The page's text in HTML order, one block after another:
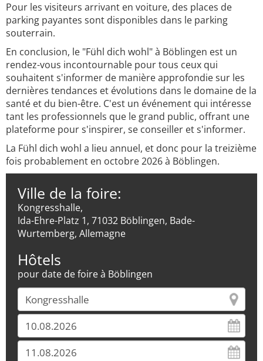
Pour les visiteurs arrivant en voiture, des places de
parking payantes sont disponibles dans le parking
souterrain.
En conclusion, le "Fühl dich wohl" à Böblingen est un
rendez-vous incontournable pour tous ceux qui
souhaitent s'informer de manière approfondie sur les
dernières tendances et évolutions dans le domaine de la
santé et du bien-être. C'est un événement qui intéresse
tant les professionnels que le grand public, offrant une
plateforme pour s'inspirer, se conseiller et s'informer.
La Fühl dich wohl a lieu annuel, et donc pour la treizième
fois probablement en octobre 2026 à Böblingen.
Ville de la foire:
Kongresshalle,
Ida-Ehre-Platz 1, 71032 Böblingen, Bade-
Wurtemberg, Allemagne
Hôtels
pour date de foire à Böblingen